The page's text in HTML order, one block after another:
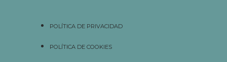
POLÍTICA DE PRIVACIDAD
POLÍTICA DE COOKIES